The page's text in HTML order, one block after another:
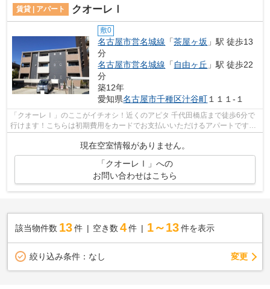
賃貸 | アパート クオーレⅠ
敷0
名古屋市営名城線 「茶屋ヶ坂 」駅 徒歩13
分
名古屋市営名城線 「 自由ヶ丘 」駅 徒歩22
分
築12年
愛知県名古屋市千種区汁谷町１１１-１
「クオーレⅠ」のここがイチオシ！近くのアピタ 千代田橋店まで徒歩6分で
行けます！こちらは初期費用をカードでお支払いいただけるアパートです！
現在空室情報がありません。
「クオーレⅠ」への
お問い合わせはこちら
該当物件数 13件 空き数 4 件 1～13 件を表示
絞り込み条件： なし 変更